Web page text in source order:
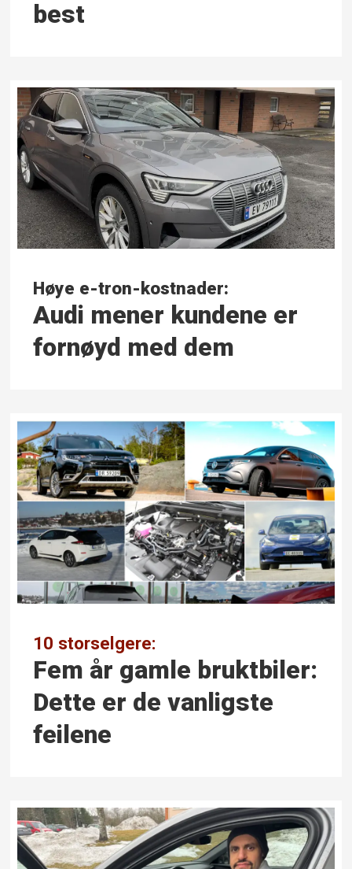
best
Høye e-tron-kostnader:
Audi mener kundene er
fornøyd med dem
10 storselgere:
Fem år gamle bruktbiler:
Dette er de vanligste
feilene